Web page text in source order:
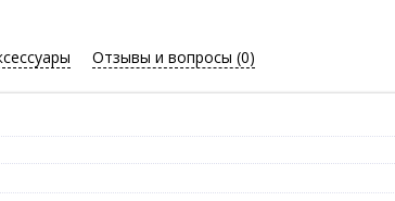
Отзывы и вопросы (0)